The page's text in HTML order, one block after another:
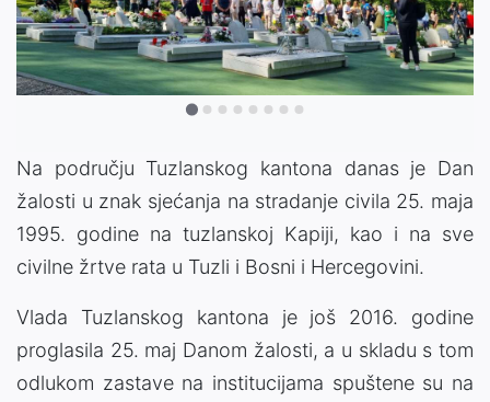
Na području Tuzlanskog kantona danas je Dan
žalosti u znak sjećanja na stradanje civila 25. maja
1995. godine na tuzlanskoj Kapiji, kao i na sve
civilne žrtve rata u Tuzli i Bosni i Hercegovini.
Vlada Tuzlanskog kantona je još 2016. godine
proglasila 25. maj Danom žalosti, a u skladu s tom
odlukom zastave na institucijama spuštene su na